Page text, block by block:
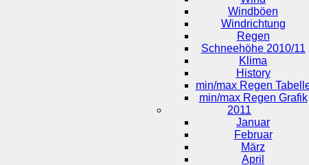
Windböen
Windrichtung
Regen
Schneehöhe 2010/11
Klima
History
min/max Regen
min/max Regen Grafik
2011
Januar
Februar
März
April